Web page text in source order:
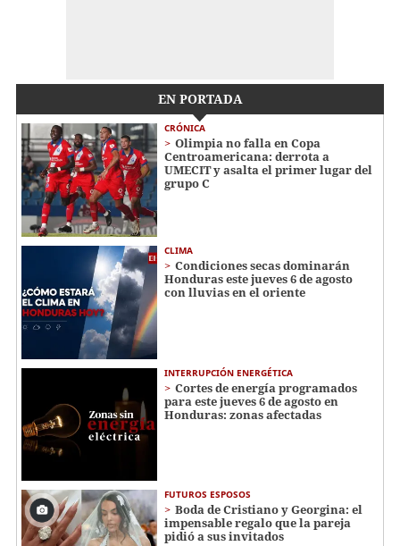
EN PORTADA
CRÓNICA
Olimpia no falla en Copa
Centroamericana: derrota a
UMECIT y asalta el primer lugar del
grupo C
CLIMA
Condiciones secas dominarán
Honduras este jueves 6 de agosto
con lluvias en el oriente
INTERRUPCIÓN ENERGÉTICA
Cortes de energía programados
para este jueves 6 de agosto en
Honduras: zonas afectadas
FUTUROS ESPOSOS
Boda de Cristiano y Georgina: el
impensable regalo que la pareja
pidió a sus invitados